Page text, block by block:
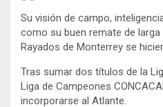
Su visión de campo,
como su buen remate de
Rayados de Monterrey se
Tras sumar dos títulos de la
Liga de Campeones
incorporarse al Atlante.